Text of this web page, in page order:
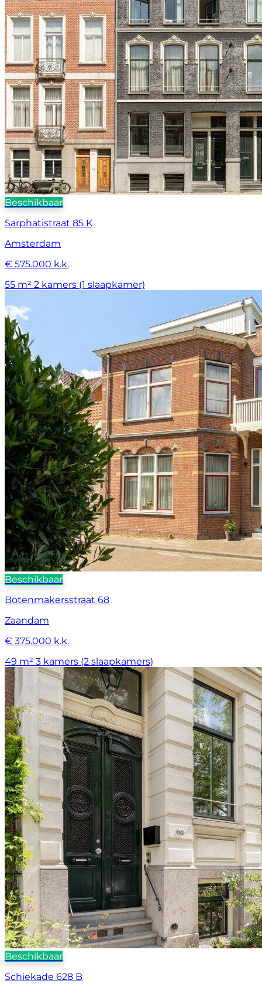
Beschikbaar
Sarphatistraat 85 K
Amsterdam
€ 575.000 k.k.
55 m² 2 kamers (1 slaapkamer)
Beschikbaar
Botenmakersstraat 68
Zaandam
€ 375.000 k.k.
49 m² 3 kamers (2 slaapkamers)
Beschikbaar
Schiekade 628 B